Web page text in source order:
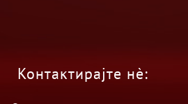
Контактирајте нè: